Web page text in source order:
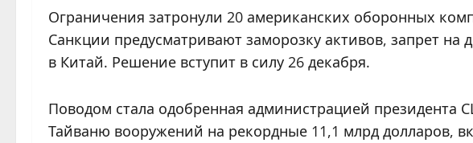
Ограничения затронули 20 американских оборонных
Санкции предусматривают заморозку активов, запрет на
в Китай. Решение вступит в силу 26 декабря.
Поводом стала одобренная администрацией президента
Тайваню вооружений на рекордные 11,1 млрд долларов,